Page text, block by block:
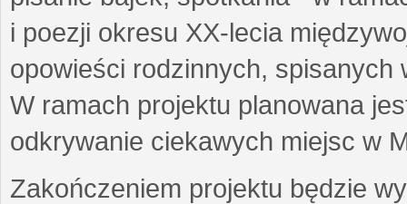
i poezji okresu XX-lecia
opowieści rodzinnych,
W ramach projektu planowana
odkrywanie ciekawych miejsc w
Zakończeniem projektu będzie